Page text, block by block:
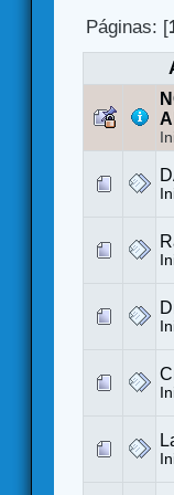
Páginas: [